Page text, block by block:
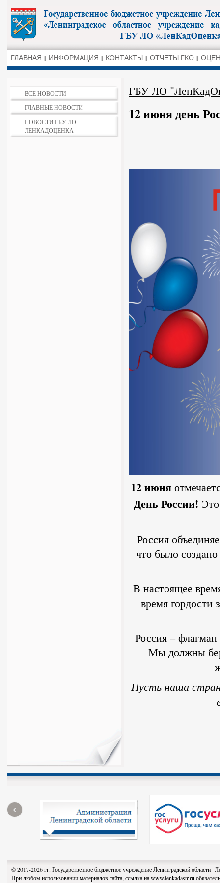
ГЛАВНАЯ ИНФОРМАЦИЯ КОНТАКТЫ ОТЧЕТЫ ГКО
ВСЕ НОВОСТИ
ГЛАВНЫЕ НОВОСТИ
НОВОСТИ ГБУ ЛО
ЛЕНКАДОЦЕНКА
ГБУ ЛО
12 июня день
12 июня
День России!
Россия
что было
В настоящее
время гордости
Россия –
Мы должны
Пусть наша
‹
© 2017-2026 гг. Государственное бюджетное учреждение Ленинградской области
При любом использовании материалов сайта, ссылка наwww.lenkadastr.ru